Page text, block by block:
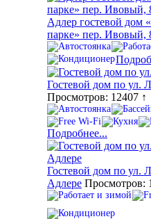
Адлер гостевой
парке» пер. Ивовый,
Гостевой дом по ул.
Просмотров: 12407 ↑
Подробнее...
Гостевой дом по ул.
Адлере Просмотров: